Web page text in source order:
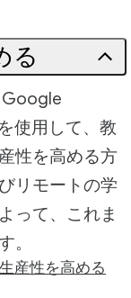
る
Google
使用して、教
性を高める方
リモートの学
って、これま
。
産性を高める